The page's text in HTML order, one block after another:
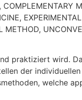
praktiziert wird.
der
welche